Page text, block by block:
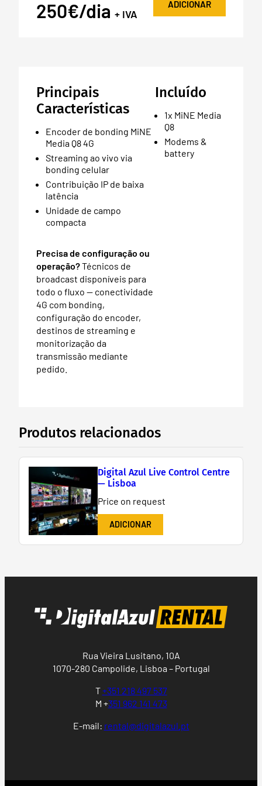
250€/dia + IVA
ADICIONAR
Principais
Características
Encoder de bonding MiNE
Media Q8 4G
Streaming ao vivo via
bonding celular
Contribuição IP de baixa
latência
Unidade de campo
compacta
Precisa de configuração ou
operação?Técnicos de
broadcast disponíveis para
todo o fluxo — conectividade
4G com bonding,
configuração do encoder,
destinos de streaming e
monitorização da
transmissão mediante
pedido.
Incluído
1x MiNE Media
Q8
Modems &
battery
Produtos relacionados
Digital Azul Live Control Centre
— Lisboa
Price on request
ADICIONAR
Rua Vieira Lusitano, 10A
1070-280 Campolide, Lisboa – Portugal
T+351 218 497 537
M +351 962 141 473
E-mail: rental@digitalazul.pt